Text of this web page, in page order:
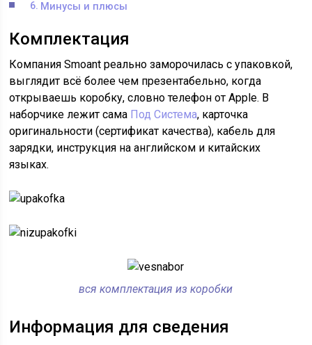
Минусы и плюсы
Комплектация
Компания Smoant реально заморочилась с упаковкой,
выглядит всё более чем презентабельно, когда
открываешь коробку, словно телефон от Apple. В
наборчике лежит сама Под Система, карточка
оригинальности (сертификат качества), кабель для
зарядки, инструкция на английском и китайских
языках.
вся комплектация из коробки
Информация для сведения